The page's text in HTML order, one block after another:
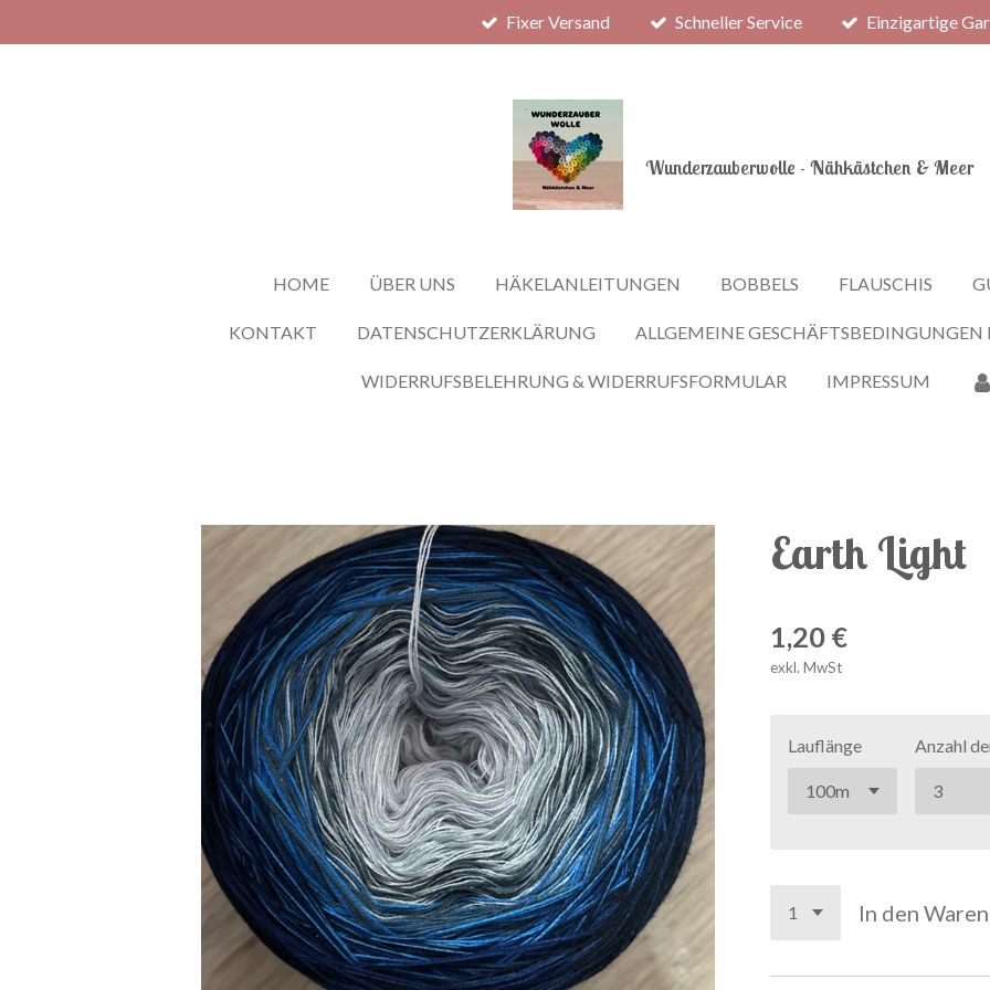
Hauptinhalt
Fixer Versand Schneller Service Einzigartige
Wunderzauberwolle - Nähkästchen & Meer
HOME ÜBER UNS HÄKELANLEITUNGEN BOBBELS FLAUSCHIS
KONTAKT DATENSCHUTZERKLÄRUNG ALLGEMEINE
WIDERRUFSBELEHRUNG & WIDERRUFSFORMULAR IMPRESSUM
Earth Light
1,20 €
exkl. MwSt
Lauflänge Anzahl
In den